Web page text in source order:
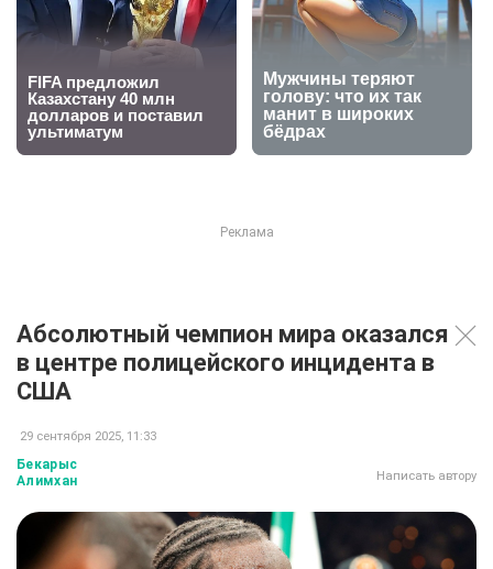
Абсолютный чемпион мира оказался
в центре полицейского инцидента в
США
29 сентября 2025, 11:33
Бекарыс
Алимхан
Написать автору